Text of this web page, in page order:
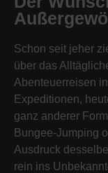
Schon seit jeher
über das
Abenteuerreisen
Expeditionen,
ganz anderer
Bungee-Jumping
Ausdruck
rein ins